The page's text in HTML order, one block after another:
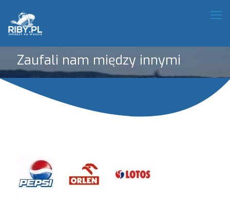
Zaufali nam między innymi